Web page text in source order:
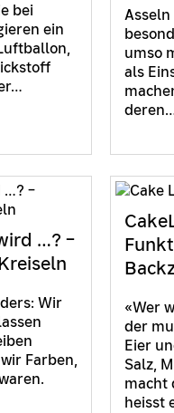
bei
ein
umso
als
…? –
Wir
Farben,
«Wer
der
Eier
Salz,
macht
heisst